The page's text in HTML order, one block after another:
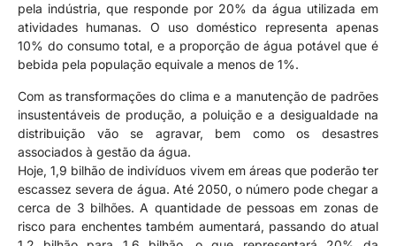
pela indústria, que responde por 20% da água utilizada em
atividades humanas. O uso doméstico representa apenas
10% do consumo total, e a proporção de água potável que é
bebida pela população equivale a menos de 1%.
Com as transformações do clima e a manutenção de padrões
insustentáveis de produção, a poluição e a desigualdade na
distribuição vão se agravar, bem como os desastres
associados à gestão da água.
Hoje, 1,9 bilhão de indivíduos vivem em áreas que poderão ter
escassez severa de água. Até 2050, o número pode chegar a
cerca de 3 bilhões. A quantidade de pessoas em zonas de
risco para enchentes também aumentará, passando do atual